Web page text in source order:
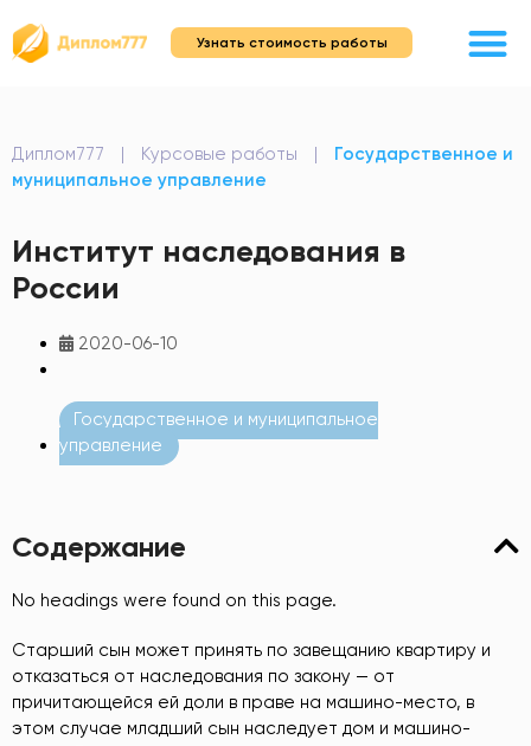
Узнать стоимость работы
Диплом777 | Курсовые работы |
Государственное и
муниципальное управление
Институт наследования в
России
2020-06-10
Государственное и муниципальное
управление
Содержание
No headings were found on this page.
Старший сын может принять по завещанию квартиру и
отказаться от наследования по закону — от
причитающейся ей доли в праве на машино-место, в
этом случае младший сын наследует дом и машино-